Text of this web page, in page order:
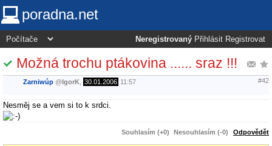
poradna.net
Neregistrovaný Přihlásit Registrovat
Možná trochu ptákovina ...... sraz !!!
Zarniwúp @IgorK 30.01.2006 11:57 #42
Nesměj se a vem si to k srdci.
Souhlasím (+0) Nesouhlasím (-0) Odpovědět